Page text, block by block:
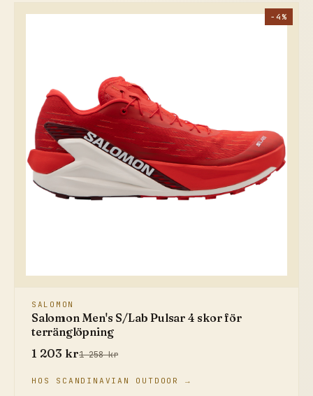
−4%
SALOMON
Salomon Men's S/Lab Pulsar 4 skor för
terränglöpning
1 203 kr1 258 kr
HOS SCANDINAVIAN OUTDOOR →